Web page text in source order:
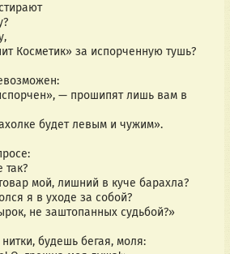
Косметик» за испорченную тушь?
— прошипят лишь вам в
будет левым и чужим».
мой, лишний в куче барахла?
я в уходе за собой?
не заштопанных судьбой?»
будешь бегая, моля: